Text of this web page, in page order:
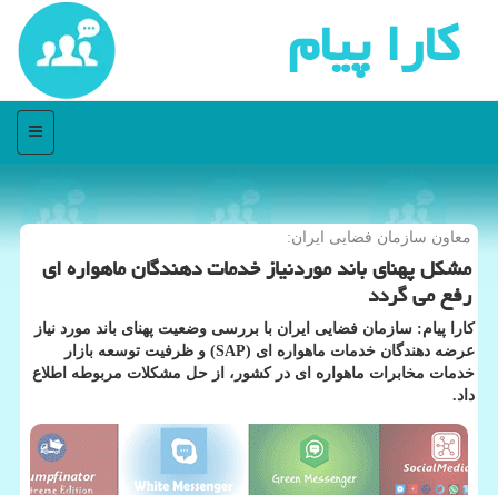
كارا پیام
منو
معاون سازمان فضایی ایران:
مشكل پهنای باند موردنیاز خدمات دهندگان ماهواره ای
رفع می گردد
كارا پیام: سازمان فضایی ایران با بررسی وضعیت پهنای باند مورد نیاز
عرضه دهندگان خدمات ماهواره ای (SAP) و ظرفیت توسعه بازار
خدمات مخابرات ماهواره ای در كشور، از حل مشكلات مربوطه اطلاع
داد.